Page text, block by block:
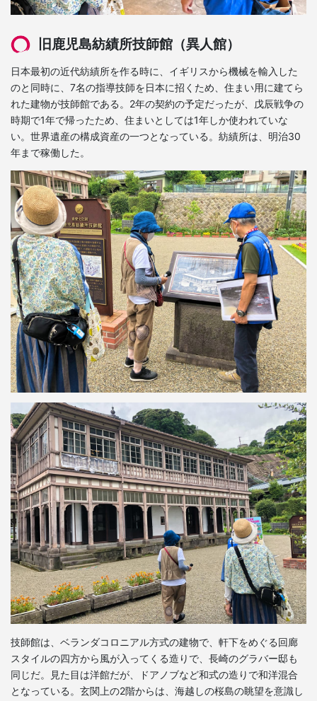
旧鹿児島紡績所技師館（異人館）
日本最初の近代紡績所を作る時に、イギリスから機械を輸入した
のと同時に、7名の指導技師を日本に招くため、住まい用に建てら
れた建物が技師館である。2年の契約の予定だったが、戊辰戦争の
時期で1年で帰ったため、住まいとしては1年しか使われていな
い。世界遺産の構成資産の一つとなっている。紡績所は、明治30
年まで稼働した。
技師館は、ベランダコロニアル方式の建物で、軒下をめぐる回廊
スタイルの四方から風が入ってくる造りで、長崎のグラバー邸も
同じだ。見た目は洋館だが、ドアノブなど和式の造りで和洋混合
となっている。玄関上の2階からは、海越しの桜島の眺望を意識し